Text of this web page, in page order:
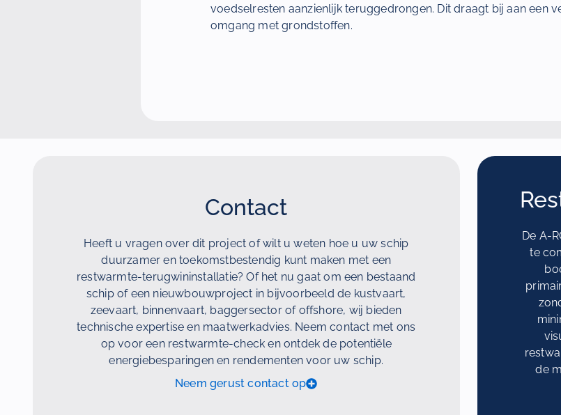
voedselresten aanzienlijk teruggedrongen. Dit draagt bij aan een
omgang met grondstoffen.
Contact
Heeft u vragen over dit project of wilt u weten hoe u uw schip
duurzamer en toekomstbestendig kunt maken met een
restwarmte-terugwininstallatie? Of het nu gaat om een bestaand
schip of een nieuwbouwproject in bijvoorbeeld de kustvaart,
zeevaart, binnenvaart, baggersector of offshore, wij bieden
technische expertise en maatwerkadvies. Neem contact met ons
op voor een restwarmte-check en ontdek de potentiële
energiebesparingen en rendementen voor uw schip.
Neem gerust contact op
De A-
te
de